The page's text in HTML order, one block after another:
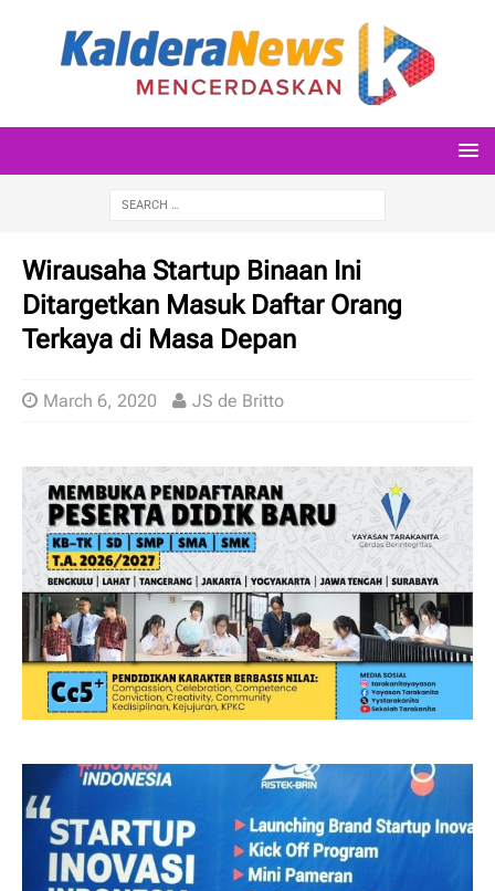
Wirausaha Startup Binaan Ini
Ditargetkan Masuk Daftar Orang
Terkaya di Masa Depan
March 6, 2020 JS de Britto